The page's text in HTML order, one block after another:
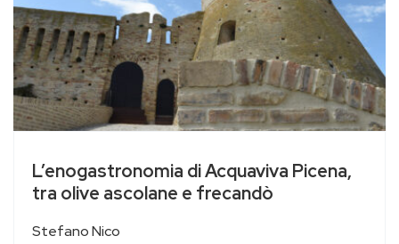
L’enogastronomia di Acquaviva Picena,
tra olive ascolane e frecandò
Stefano Nico